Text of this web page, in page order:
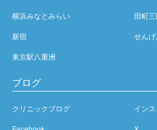
横浜みなとみらい 田町三
新宿 せんげ
東京駅八重洲
ブログ
クリニックブログ イン